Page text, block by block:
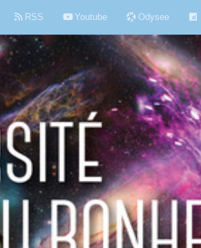
RSS Youtube Odysee